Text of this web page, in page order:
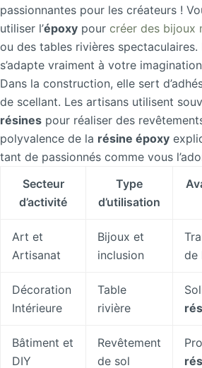
passionnantes pour les créateurs !
utiliser l’époxy pour créer des bijoux
ou des tables rivières spectaculaires.
s’adapte vraiment à votre
Dans la construction, elle sert
de scellant. Les artisans utilisent
résines pour réaliser des
polyvalence de la résine époxy
tant de passionnés comme vous
Secteur
d’activité
Type
d’utilisation
Art et
Artisanat
Bijoux et
inclusion
de
Décoration
Intérieure
Table
rivière
Bâtiment et
DIY
Revêtement
de sol